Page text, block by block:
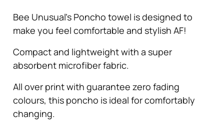
Bee Unusual’s Poncho towel is designed to
make you feel comfortable and stylish AF!
Compact and lightweight with a super
absorbent microfiber fabric.
All over print with guarantee zero fading
colours, this poncho is ideal for comfortably
changing.